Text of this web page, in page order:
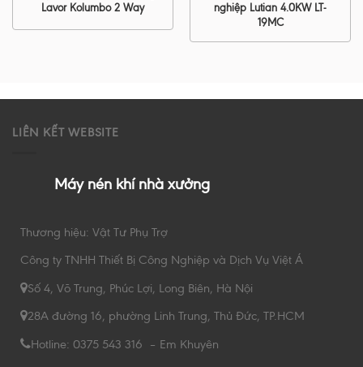
Lavor Kolumbo 2 Way
nghiệp Lutian 4.0KW LT-
19MC
LIÊN KẾT WEBSITE
Máy nén khí nhà xưởng
Thương hiệu: Vật Tư Phụ Trợ
Công ty TNHH Thiết Bị Công Nghiệp và Dịch Vụ Việt Á
Số 4, Võ Trung, Phúc Lợi, Long Biên, Hà Nội
28A đường 16, phường Linh Trung, Thủ Đức, TP.HCM
Hotline: 0375 543 316 – Em Khuyên